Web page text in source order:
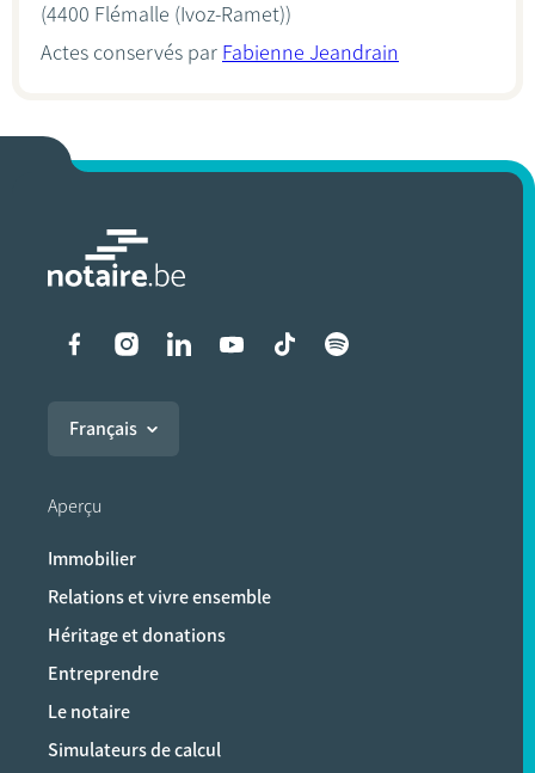
(4400 Flémalle (Ivoz-Ramet))
Actes conservés par Fabienne Jeandrain
Liens vers les réseaux
Français
Aperçu
Immobilier
Relations et vivre ensemble
Héritage et donations
Entreprendre
Le notaire
Simulateurs de calcul